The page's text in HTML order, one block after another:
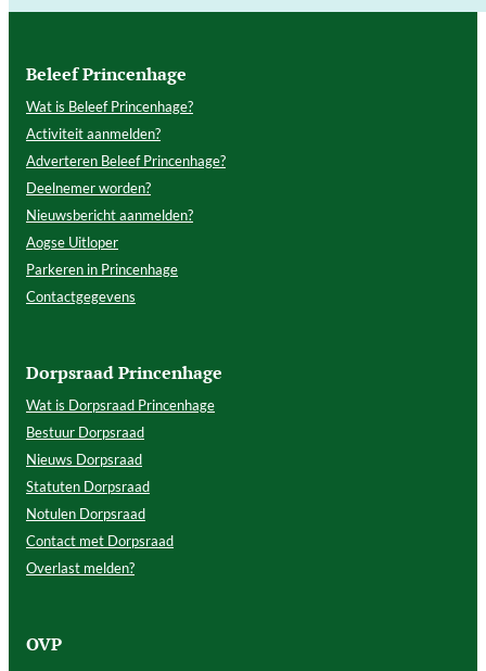
Beleef Princenhage
Wat is Beleef Princenhage?
Activiteit aanmelden?
Adverteren Beleef Princenhage?
Deelnemer worden?
Nieuwsbericht aanmelden?
Aogse Uitloper
Parkeren in Princenhage
Contactgegevens
Dorpsraad Princenhage
Wat is Dorpsraad Princenhage
Bestuur Dorpsraad
Nieuws Dorpsraad
Statuten Dorpsraad
Notulen Dorpsraad
Contact met Dorpsraad
Overlast melden?
OVP